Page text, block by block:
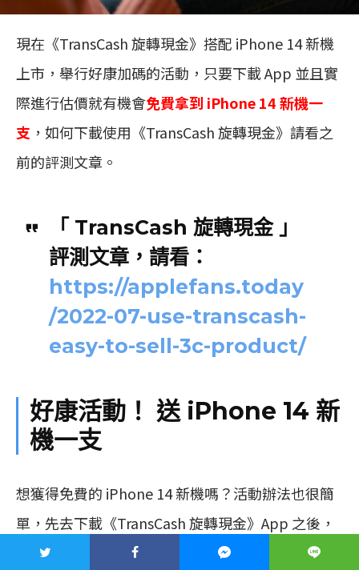
現在《TransCash 旋轉現金》搭配 iPhone 14 新機
上市，舉行好康加碼的活動，只要下載 App 並且實
際進行估價就有機會免費拿到 iPhone 14 新機一
支 ，如何下載使用《TransCash 旋轉現金》請看之
前的評測文章。
「 TransCash 旋轉現金 」
評測文章，請看：
https://applefans.today
/2022-07-use-transcash-
easy-to-sell-3c-product/
好康活動！ 送 iPhone 14 新
機一支
想獲得免費的 iPhone 14 新機嗎？活動辦法也很簡
單，先去下載《TransCash 旋轉現金》App 之後，
把家中那些長滿灰塵，被打入冷宮很久的 3C 科技商